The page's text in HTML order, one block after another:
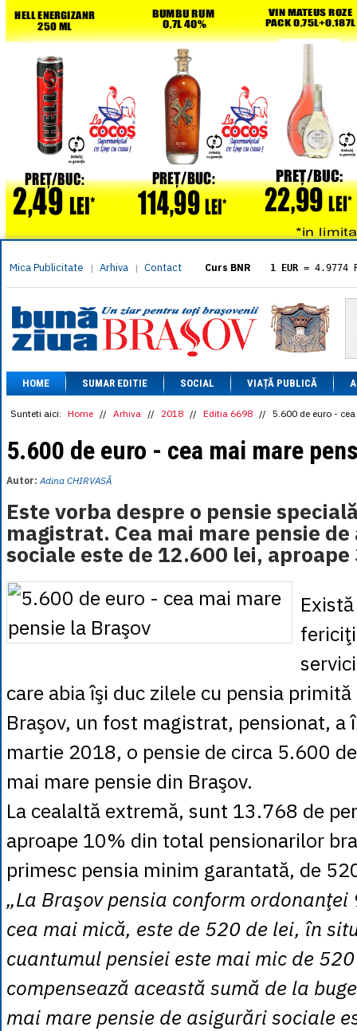
Mica Publicitate | Arhiva | Contact Curs BNR 1 EUR = 4.9774
= 5.8304
1 XAU= 464.4611
1 AED= 1.1933
1 AUD= 2.7957
1 BGN= 2.5449
1 CAD= 3.1559
1 CHF= 5.2813
1 CNY = 0.6015
1 EGP= 0.0860
1 KRW= 0.3047
1 MDL
= 0.2538
1 MXN= 0.2227
1 NOK= 0.4191
1 NZD
= 2.6097
1 PLN
1 RSD
= 0.0425
= 0.0530
= 0.4526
1 TRY
= 0.1141
= 0.1048
= 5.9383
1 ZAR
= 0.2318
HOME SUMAR EDITIE SOCIAL VIAȚĂ PUBLICĂ
Sunteti aici: Home // Arhiva // 2018 // Editia 6698 // 5.600 de euro -
5.600 de euro - cea mai mare
Autor:Adina CHIRVASĂ
Este vorba despre o pensie
magistrat. Cea mai mare pensie
sociale este de 12.600 lei,
care abia îşi duc zilele cu pensia
Braşov, un fost magistrat, pensionat, a
martie 2018, o pensie de circa 5.600
mai mare pensie din Braşov.
La cealaltă extremă, sunt 13.768 de
aproape 10% din total pensionarilor
primesc pensia minim garantată, de
„La Braşov pensia conform
cea mai mică, este de 520 de lei, în
cuantumul pensiei este mai mic de
compensează această sumă de la
mai mare pensie de asigurări sociale